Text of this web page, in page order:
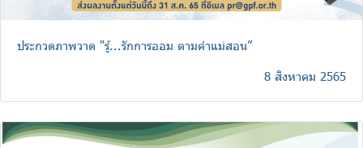
ประกวดภาพวาด "รู้...รักการออม ตามคำแม่สอน”
8 สิงหาคม 2565